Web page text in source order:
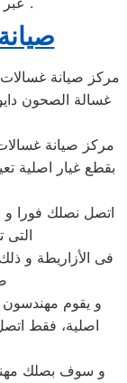
مركز صيانة غسالات
غسالة الصحون
مركز صيانة
بقطع غيار اصلية
فى الأزاريطة و
و يقوم مهندسون
اصلية، فقط
و سوف بصلك